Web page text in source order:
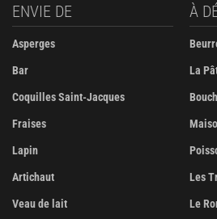
ENVIE DE
Asperges
Bar
Coquilles Saint-Jacques
Fraises
Lapin
Artichaut
Veau de lait
À
La
Les
Le